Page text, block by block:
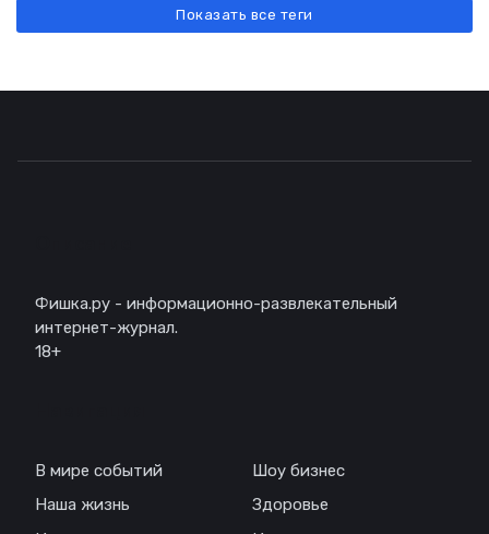
Показать все теги
Фишка.ру - информационно-развлекательный
интернет-журнал.
18+
В мире событий
Наша жизнь
Шоу бизнес
Здоровье